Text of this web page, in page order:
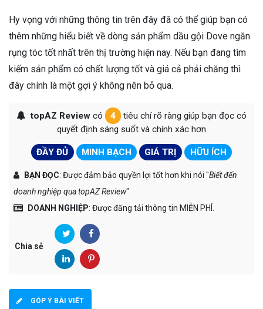
Hy vọng với những thông tin trên đây đã có thể giúp bạn có
thêm những hiểu biết về dòng sản phẩm dầu gội Dove ngăn
rụng tóc tốt nhất trên thị trường hiện nay. Nếu bạn đang tìm
kiếm sản phẩm có chất lượng tốt và giá cả phải chăng thì
đây chính là một gợi ý không nên bỏ qua.
topAZ Reviewcó 4
tiêu chí rõ ràng giúp bạn đọc có
quyết định sáng suốt và chính xác hơn
ĐẦY ĐỦ MINH BẠCH GIÁ TRỊ HỮU ÍCH
BẠN ĐỌC: Được đảm bảo quyền lợi tốt hơn khi nói "Biết đến
doanh nghiệp qua topAZ Review"
DOANH NGHIỆP: Được đăng tải thông tin MIỄN PHÍ.
Chia sẻ
GÓP Ý BÀI VIẾT